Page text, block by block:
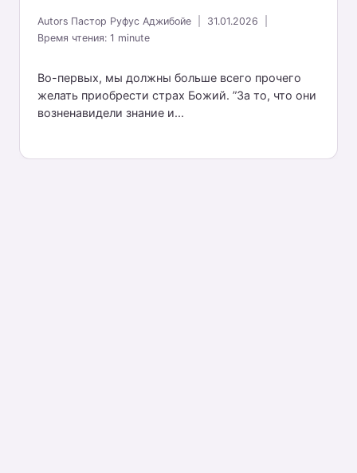
Autors Пастор Руфус Аджибойе
31.01.2026
Время чтения:1 minute
Во-первых, мы должны больше всего прочего
желать приобрести страх Божий. ”За то, что они
возненавидели знание и...